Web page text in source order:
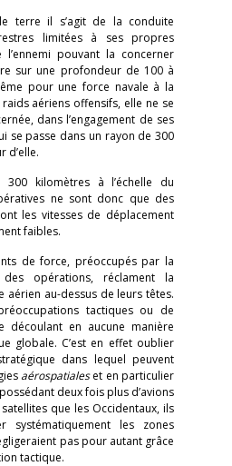
terre il s’agit de la conduite
limitées à ses propres
pouvant la concerner
sur une profondeur de 100 à
pour une force navale à la
aériens offensifs, elle ne se
dans l’engagement de ses
se passe dans un rayon de 300
d’elle.
kilomètres à l’échelle du
ne sont donc que des
les vitesses de déplacement
faibles.
de force, préoccupés par la
opérations, réclament la
aérien au-dessus de leurs têtes.
tactiques ou de
découlant en aucune manière
globale. C’est en effet oublier
dans lequel peuvent
aérospatialeset en particulier
deux fois plus d’avions
que les Occidentaux, ils
systématiquement les zones
pas pour autant grâce
tactique.